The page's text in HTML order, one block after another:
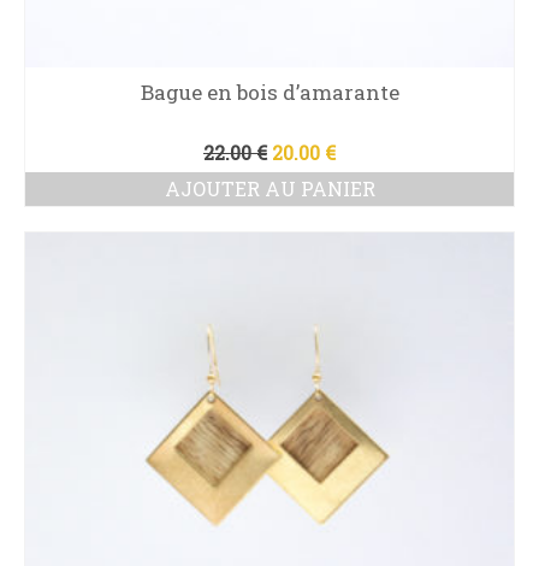
Bague en bois d’amarante
22.00€ Le
prix
initial
20.00 €Le
prix
actuel
AJOUTER AU PANIER